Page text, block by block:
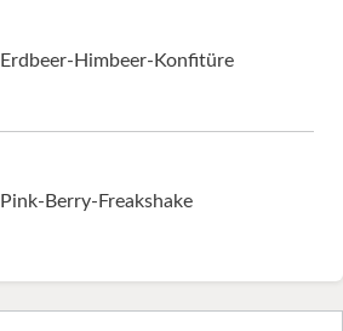
Erdbeer-Himbeer-Konfitüre
Pink-Berry-Freakshake